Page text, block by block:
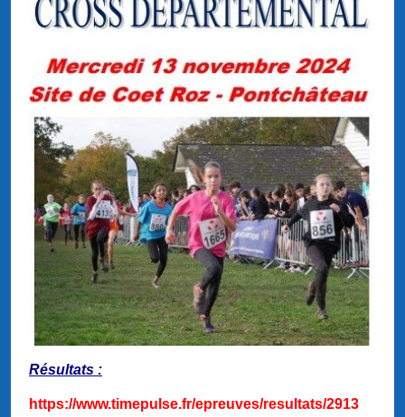
Résultats :
https://www.timepulse.fr/epreuves/resultats/2913